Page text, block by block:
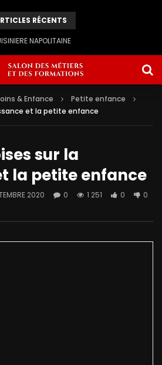
RÉCENTS
NAPOLITAINE
& Enfance
Petite enfance
et la petite enfance
sur la
la petite enfance
2020 0 1 251 0 0